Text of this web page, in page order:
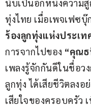
นับเป็นอีกหนึ่งความสู
ทุ่งไทย เมื่อเพจเฟซบุ๊
ร้องลูกทุ่งแห่งประเท
การจากไปของ “คุณธ
เพลงรู้จักกันดีในชื่อว
ลูกทุ่ง ได้เสียชีวิตลงอ
เสียใจของครอบครัว